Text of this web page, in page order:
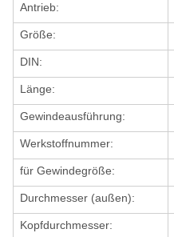
Antrieb:
Größe:
DIN:
Länge:
Gewindeausführung:
Werkstoffnummer:
für Gewindegröße:
Durchmesser (außen):
Kopfdurchmesser: